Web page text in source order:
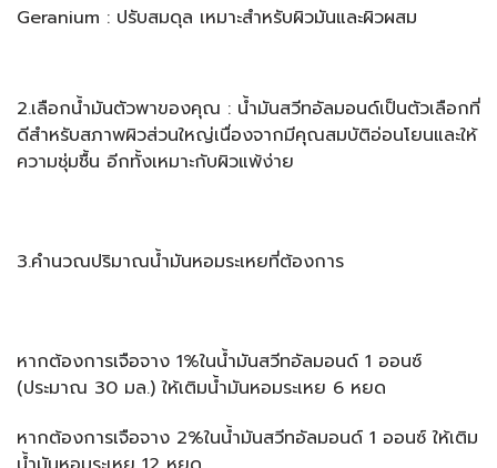
Geranium : ปรับสมดุล เหมาะสำหรับผิวมันและผิวผสม
2.เลือกน้ำมันตัวพาของคุณ : น้ำมันสวีทอัลมอนด์เป็นตัวเลือกที่
ดีสำหรับสภาพผิวส่วนใหญ่เนื่องจากมีคุณสมบัติอ่อนโยนและให้
ความชุ่มชื้น อีกทั้งเหมาะกับผิวแพ้ง่าย
3.คำนวณปริมาณน้ำมันหอมระเหยที่ต้องการ
หากต้องการเจือจาง 1%ในน้ำมันสวีทอัลมอนด์ 1 ออนซ์
(ประมาณ 30 มล.) ให้เติมน้ำมันหอมระเหย 6 หยด
หากต้องการเจือจาง 2%ในน้ำมันสวีทอัลมอนด์ 1 ออนซ์ ให้เติม